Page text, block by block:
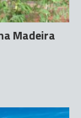
Madeira